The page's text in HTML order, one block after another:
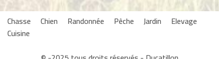
Chasse Chien Randonnée Pêche Jardin
Elevage
Cuisine